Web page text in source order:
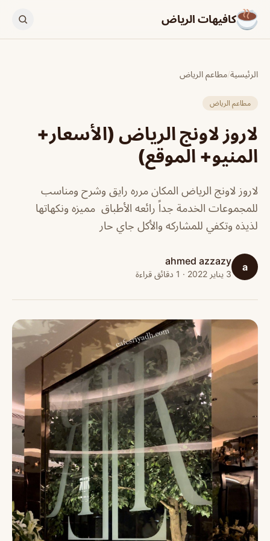
كافيهات الرياض
الرئيسية/مطاعم الرياض
مطاعم الرياض
لاروز لاونج الرياض (الأسعار+
المنيو+ الموقع)
لاروز لاونج الرياض المكان مرره رايق وشرح ومناسب
للمجموعات الخدمة جداً رائعه الأطباق مميزه ونكهاتها
لذيذه وتكفي للمشاركه والأكل جاي حار
a
ahmed azzazy
3 يناير 2022 · 1 دقائق قراءة